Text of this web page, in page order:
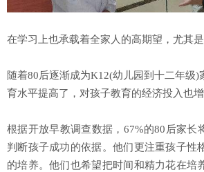
在学习上也承载着全家人的高期望，尤其是
随着80后逐渐成为K12(幼儿园到十二年级)
育水平提高了，对孩子教育的经济投入也增
根据开放早教调查数据，67%的80后家长
判断孩子成功的依据。他们更注重孩子性
的培养。他们也希望把时间和精力花在培